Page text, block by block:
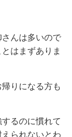
んは多いので
はまずありま
りになる方も
るのに慣れて
られないとわ